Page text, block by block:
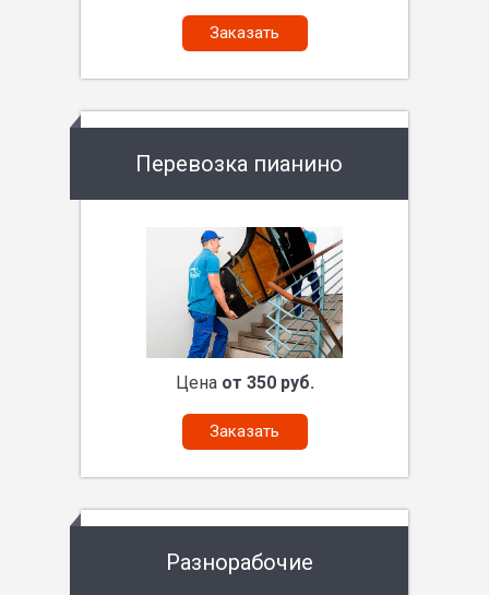
Заказать
Перевозка пианино
Цена от 350 руб.
Заказать
Разнорабочие